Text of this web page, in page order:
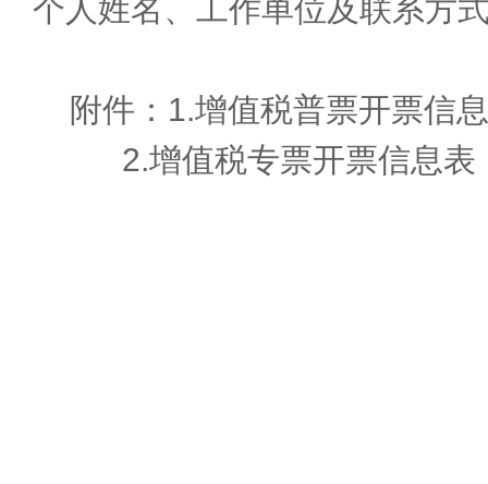
个人姓名、工作单位及联系方
附件：1.增值税普票开票信
2.增值税专票开票信息表